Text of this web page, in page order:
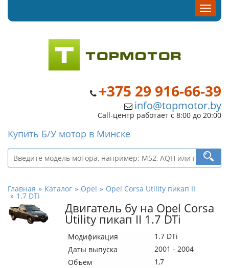
+375 29 916-66-39
info@topmotor.by
Call-центр работает с 8:00 до 20:00
Купить Б/У мотор в Минске
Главная Каталог Opel Opel Corsa Utility пикап II
1.7 DTi
Двигатель бу на Opel Corsa
Utility пикап II 1.7 DTi
Модификация
1.7 DTi
Даты выпуска
2001 - 2004
Объем
1,7